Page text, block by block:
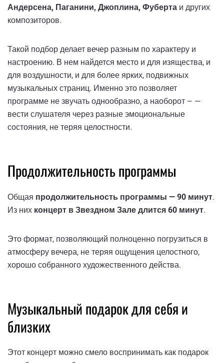
Андерсена, Паганини, Джоплина, Фуберта и других
композиторов.
Такой подбор делает вечер разным по характеру и
настроению. В нем найдется место и для изящества, и
для воздушности, и для более ярких, подвижных
музыкальных страниц. Именно это позволяет
программе не звучать однообразно, а наоборот – —
вести слушателя через разные эмоциональные
состояния, не теряя целостности.
Продолжительность программы
Общая продолжительность программы — 90 минут.
Из них концерт в Звездном Зале длится 60 минут.
Это формат, позволяющий полноценно погрузиться в
атмосферу вечера, не теряя ощущения целостного,
хорошо собранного художественного действа.
Музыкальный подарок для себя и
близких
Этот концерт можно смело воспринимать как подарок